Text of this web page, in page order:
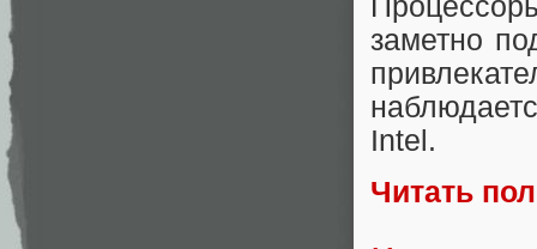
заметно
Intel.
Читать